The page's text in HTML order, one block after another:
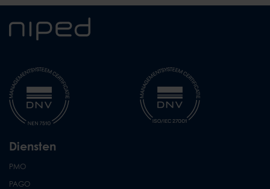
Diensten
PMO
PAGO